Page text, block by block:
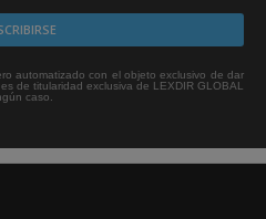
automatizado con el objeto exclusivo de dar
de titularidad exclusiva de LEXDIR GLOBAL
caso.